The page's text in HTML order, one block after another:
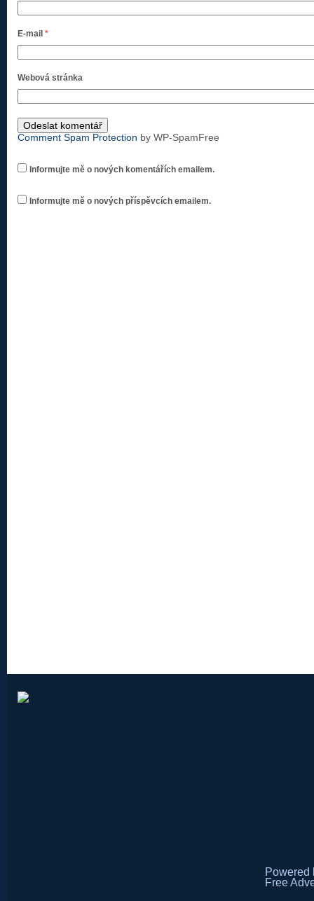
E-mail *
Webová stránka
Comment Spam Protection by WP-SpamFree
Informujte mě o nových komentářích emailem.
Informujte mě o nových příspěvcích emailem.
Powered
Free